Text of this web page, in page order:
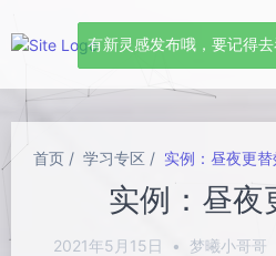
首页 学习专区 实例：昼夜更替
实例：昼夜
2021年5月15日 • 梦曦小哥哥